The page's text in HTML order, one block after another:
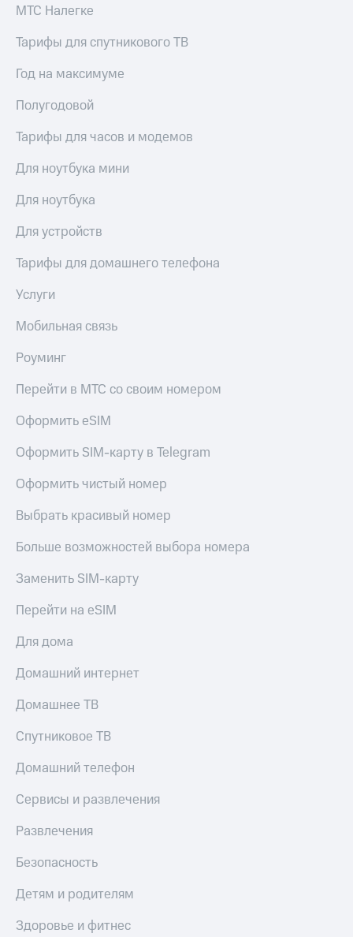
МТС Налегке
Тарифы для спутникового ТВ
Год на максимуме
Полугодовой
Тарифы для часов и модемов
Для ноутбука мини
Для ноутбука
Для устройств
Тарифы для домашнего телефона
Услуги
Мобильная связь
Роуминг
Перейти в МТС со своим номером
Оформить eSIM
Оформить SIM-карту в Telegram
Оформить чистый номер
Выбрать красивый номер
Больше возможностей выбора номера
Заменить SIM-карту
Перейти на eSIM
Для дома
Домашний интернет
Домашнее ТВ
Спутниковое ТВ
Домашний телефон
Сервисы и развлечения
Развлечения
Безопасность
Детям и родителям
Здоровье и фитнес